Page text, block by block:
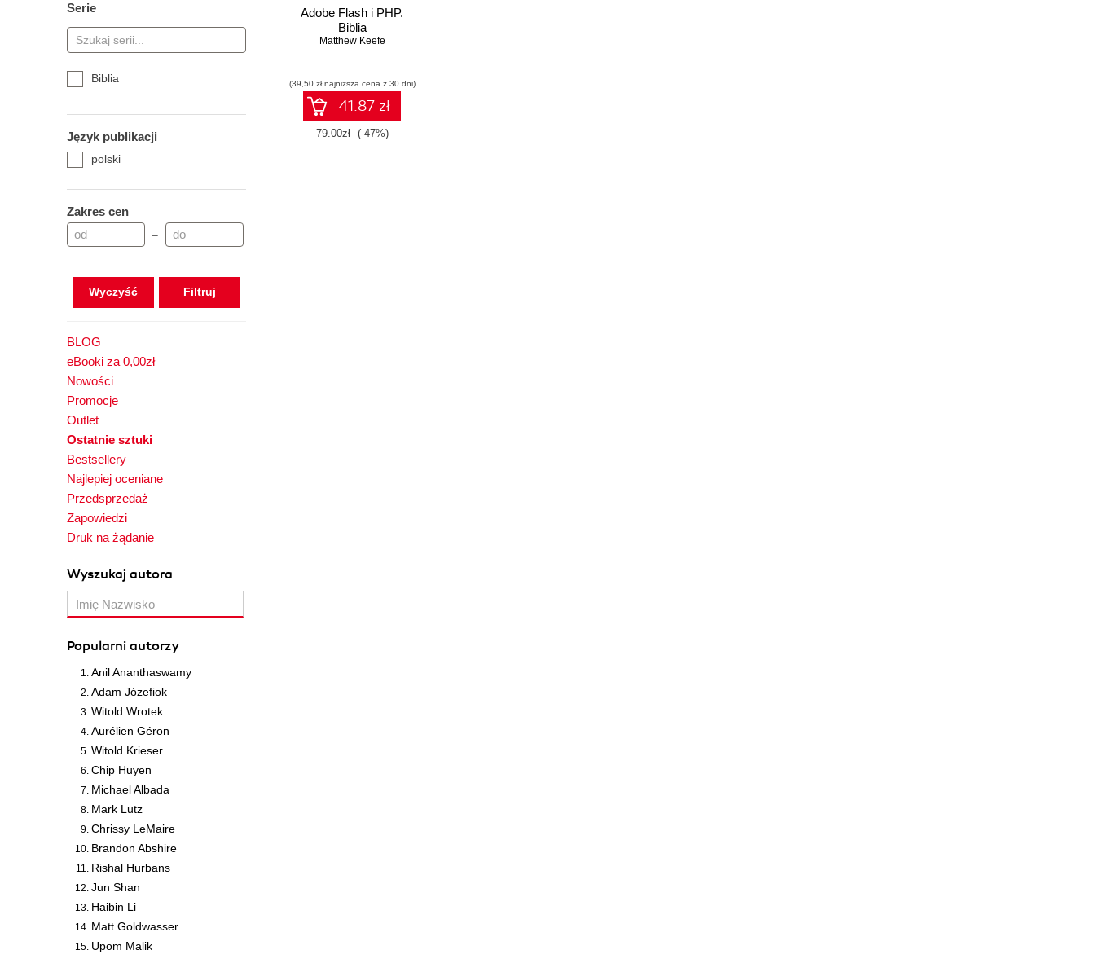
Serie
Biblia
Język publikacji
polski
Zakres cen
–
Wyczyść
BLOG
eBooki za 0,00zł
Nowości
Promocje
Outlet
Ostatnie sztuki
Bestsellery
Najlepiej oceniane
Przedsprzedaż
Zapowiedzi
Druk na żądanie
Wyszukaj autora
Popularni autorzy
Anil Ananthaswamy
Adam Józefiok
Witold Wrotek
Aurélien Géron
Witold Krieser
Chip Huyen
Michael Albada
Mark Lutz
Chrissy LeMaire
Brandon Abshire
Rishal Hurbans
Jun Shan
Haibin Li
Matt Goldwasser
Upom Malik
Adobe Flash i PHP.
Biblia
Matthew Keefe
(39,50 zł najniższa cena z 30 dni)
41.87 zł
79.00zł (-47%)